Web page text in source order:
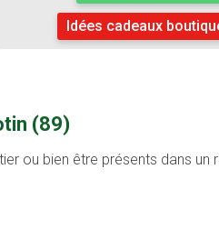
Idées cadeaux
(89)
ou bien être présents dans un